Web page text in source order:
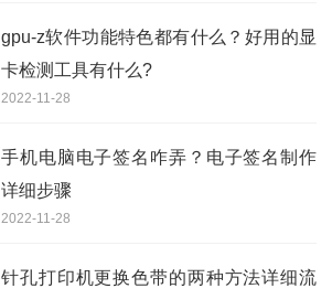
gpu-z软件功能特色都有什么？好用的显
卡检测工具有什么?
2022-11-28
手机电脑电子签名咋弄？电子签名制作
详细步骤
2022-11-28
针孔打印机更换色带的两种方法详细流